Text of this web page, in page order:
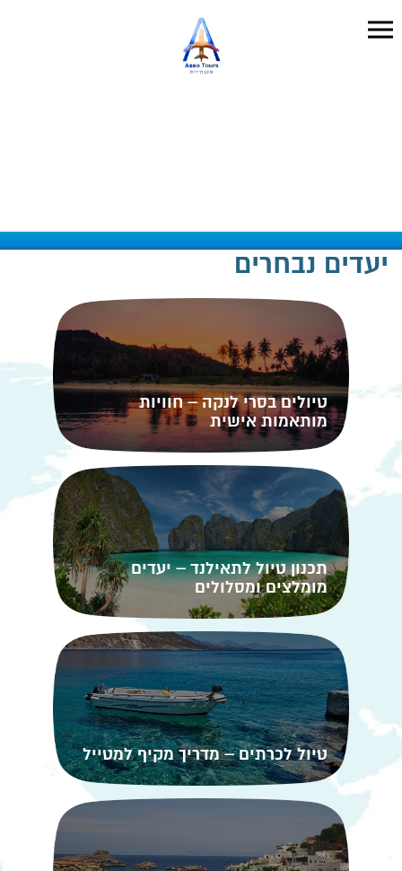
יעדים נבחרים
טיולים בסרי לנקה – חוויות
מותאמות אישית
תכנון טיול לתאילנד – יעדים
מומלצים ומסלולים
טיול לכרתים – מדריך מקיף למטייל